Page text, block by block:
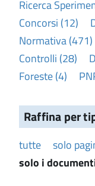
Ricerca
Concorsi (12)
Normativa (471)
Controlli (28)
Foreste (4)
Raffina per
tutte
solo
solo i